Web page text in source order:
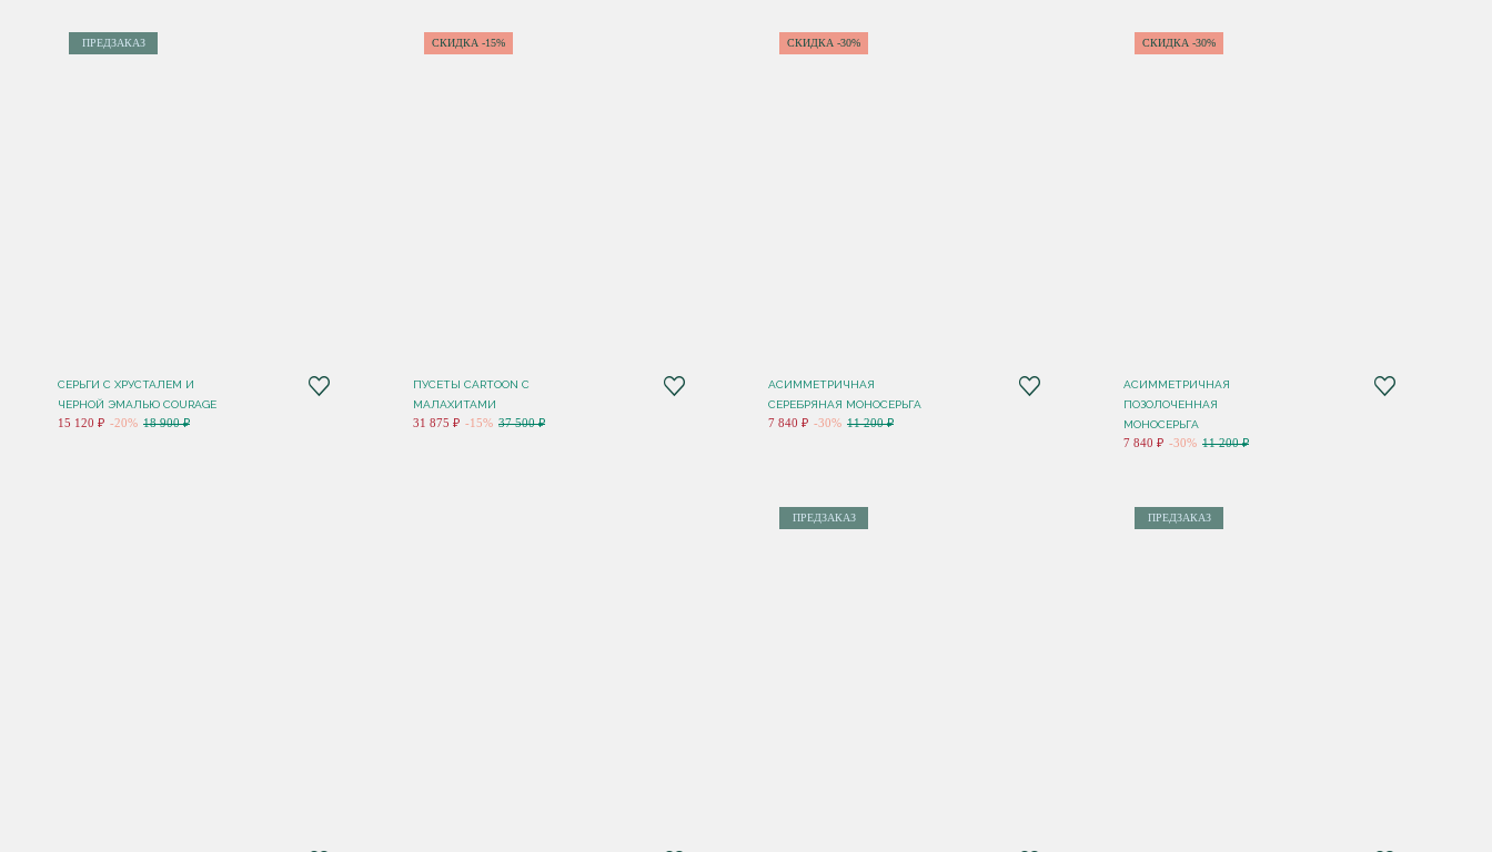
ПРЕДЗАКАЗ
СЕРЬГИ С ХРУСТАЛЕМ И
ЧЕРНОЙ ЭМАЛЬЮ COURAGE
15 120 ₽ -20% 18 900 ₽
СКИДКА -15%
ПУСЕТЫ CARTOON С
МАЛАХИТАМИ
31 875 ₽ -15% 37 500 ₽
СКИДКА -30%
АСИММЕТРИЧНАЯ
СЕРЕБРЯНАЯ МОНОСЕРЬГА
7 840 ₽ -30% 11 200 ₽
СКИДКА -30%
АСИММЕТРИЧНАЯ
ПОЗОЛОЧЕННАЯ
МОНОСЕРЬГА
7 840 ₽ -30% 11 200 ₽
ПРЕДЗАКАЗ ПРЕДЗАКАЗ